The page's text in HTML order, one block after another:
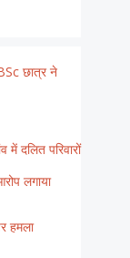
छात्र ने
दलित परिवारों
लगाया
हमला